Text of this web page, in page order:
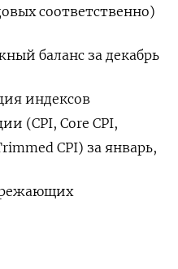
соответственно)
баланс за декабрь
индексов
(CPI, Core CPI,
CPI) за январь,